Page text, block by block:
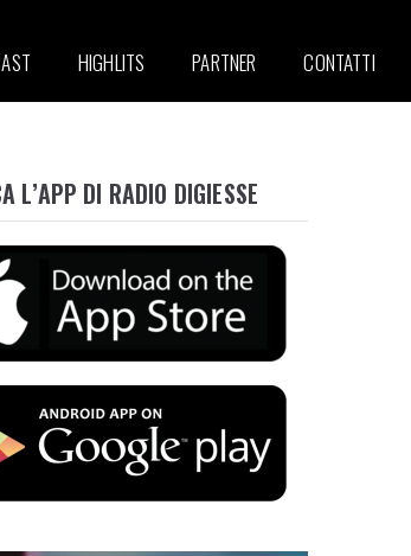
HIGHLITS PARTNER CONTATTI
L’APP DI RADIO DIGIESSE